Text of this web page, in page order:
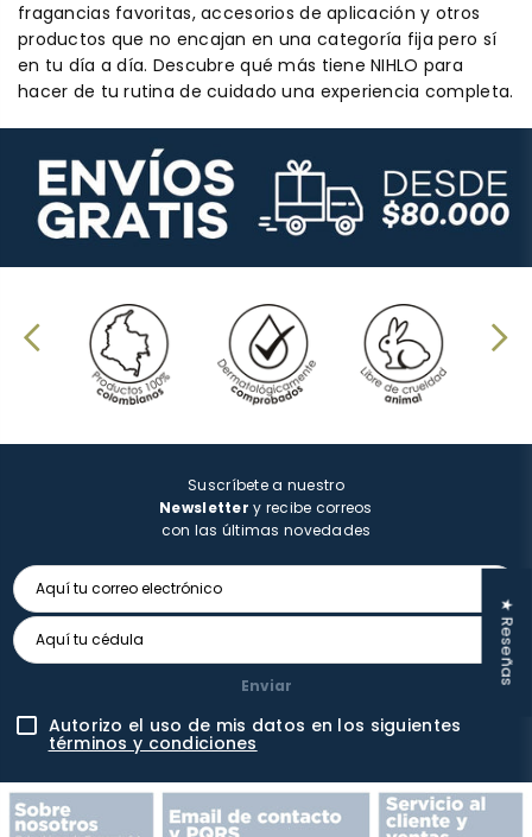
fragancias favoritas, accesorios de aplicación y otros
productos que no encajan en una categoría fija pero sí
en tu día a día. Descubre qué más tiene NIHLO para
hacer de tu rutina de cuidado una experiencia completa.
Suscríbete a nuestro
Newsletter y recibe correos
con las últimas novedades
Enviar
Autorizo el uso de mis datos en los siguientes
términos y condiciones
★ Reseñas